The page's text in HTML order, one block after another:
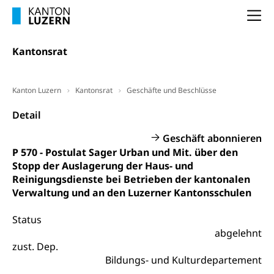
Kantonsrat
Kanton Luzern Kantonsrat Geschäfte und Beschlüsse
Detail
Geschäft abonnieren
P 570 - Postulat Sager Urban und Mit. über den
Stopp der Auslagerung der Haus- und
Reinigungsdienste bei Betrieben der kantonalen
Verwaltung und an den Luzerner Kantonsschulen
Status
abgelehnt
zust. Dep.
Bildungs- und Kulturdepartement
LUPK - Luzerner Pensionskasse
Bildung und Forschung
Wissenschaftsförderung
Wissenschaft, Forschung, Entwicklung, Projekte
Innovative Projekte Landwirtschaft und
Wald
Projektförderung Universität Luzern unilu
Erwachsenenbildung und Weiterbildung
Umschulung, zweiter Bildungsweg,
Nachdiplomstudium, Zusatzlehre, Höhere
Berufsbildung, Berufsmatura nach Lehre,
Neuorientierung, Grundkompetenzen,
Berufsberatung, Standortbestimmung,
Studienberatung, Beratung und Unterstützung,
Bildungsgutscheine Grundkompetenzen
Lehre, Berufsfachschule, Lehrbetrieb, Lehrvertrag,
Berufsberatung, Qualifikationsverfahren,